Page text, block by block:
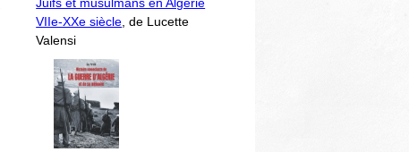
Juifs et musulmans en Algérie
VIIe-XXe siècle, de Lucette
Valensi